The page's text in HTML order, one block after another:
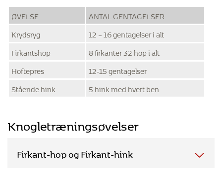
ØVELSE
ANTAL GENTAGELSER
Krydsryg
12 – 16 gentagelser i alt
Firkantshop
8 firkanter 32 hop i alt
Hoftepres
12-15 gentagelser
Stående hink
5 hink med hvert ben
Knogletræningsøvelser
Firkant-hop og Firkant-hink